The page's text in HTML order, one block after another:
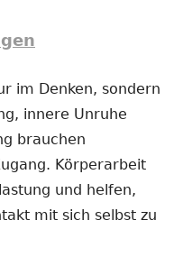
im Denken, sondern
innere Unruhe
brauchen
Körperarbeit
und helfen,
mit sich selbst zu